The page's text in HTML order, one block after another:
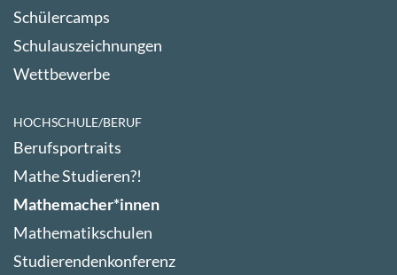
Schülercamps
Schulauszeichnungen
Wettbewerbe
HOCHSCHULE/BERUF
Berufsportraits
Mathe Studieren?!
Mathemacher*innen
Mathematikschulen
Studierendenkonferenz